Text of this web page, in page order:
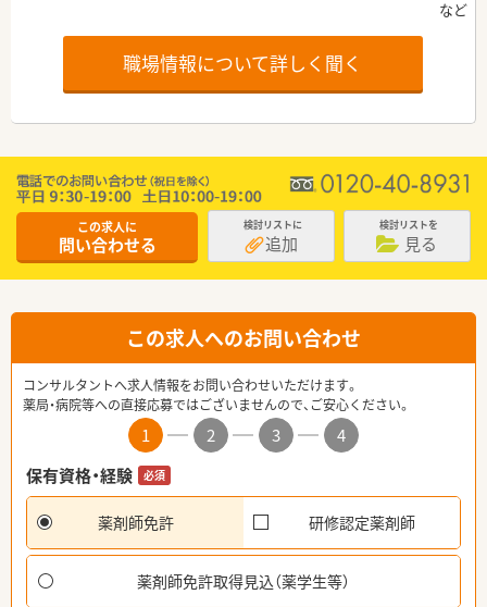
職場情報について詳しく聞く
この求人に
問い合わせる
検討リストに
追加
検討リストを
見る
この求人へのお問い合わせ
コンサルタントへ求人情報をお問い合わせいただけます。
薬局・病院等への直接応募ではございませんので、ご安心ください。
1 2 3
4
保有資格・経験
必須
薬剤師免許 研修認定薬剤師
薬剤師免許取得見込（薬学生等）